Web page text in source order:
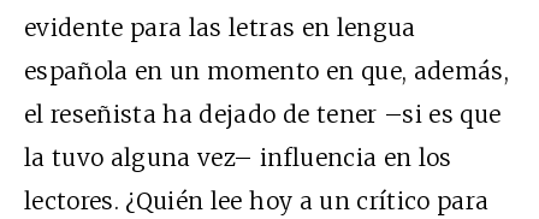
evidente para las letras en lengua
española en un momento en que, además,
el reseñista ha dejado de tener –si es que
la tuvo alguna vez– influencia en los
lectores. ¿Quién lee hoy a un crítico para